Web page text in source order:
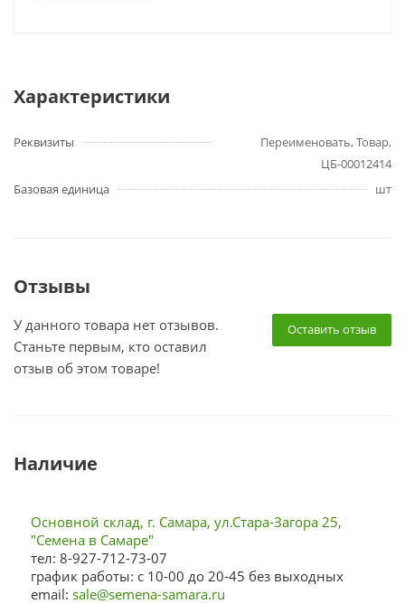
Характеристики
Реквизиты
Переименовать, Товар,
ЦБ-00012414
Базовая единица
шт
Отзывы
Оставить отзыв
У данного товара нет отзывов.
Станьте первым, кто оставил
отзыв об этом товаре!
Наличие
Основной склад, г. Самара, ул.Стара-Загора 25,
"Семена в Самаре"
тел: 8-927-712-73-07
график работы: с 10-00 до 20-45 без выходных
email: sale@semena-samara.ru